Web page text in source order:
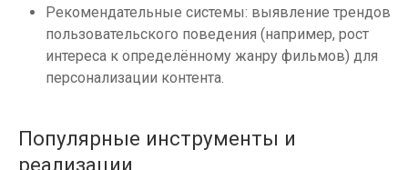
Рекомендательные системы: выявление трендов
пользовательского поведения (например, рост
интереса к определённому жанру фильмов) для
персонализации контента.
Популярные инструменты и
реализации